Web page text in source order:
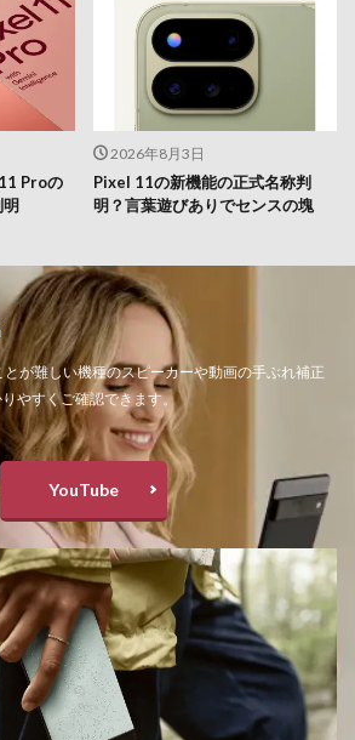
Proの
2026年8月3日
Pixel 11の新機能の正式名称判
明？言葉遊びありでセンスの塊
が難しい機種のスピーカーや動画の手ぶれ補正
やすくご確認できます。
YouTube